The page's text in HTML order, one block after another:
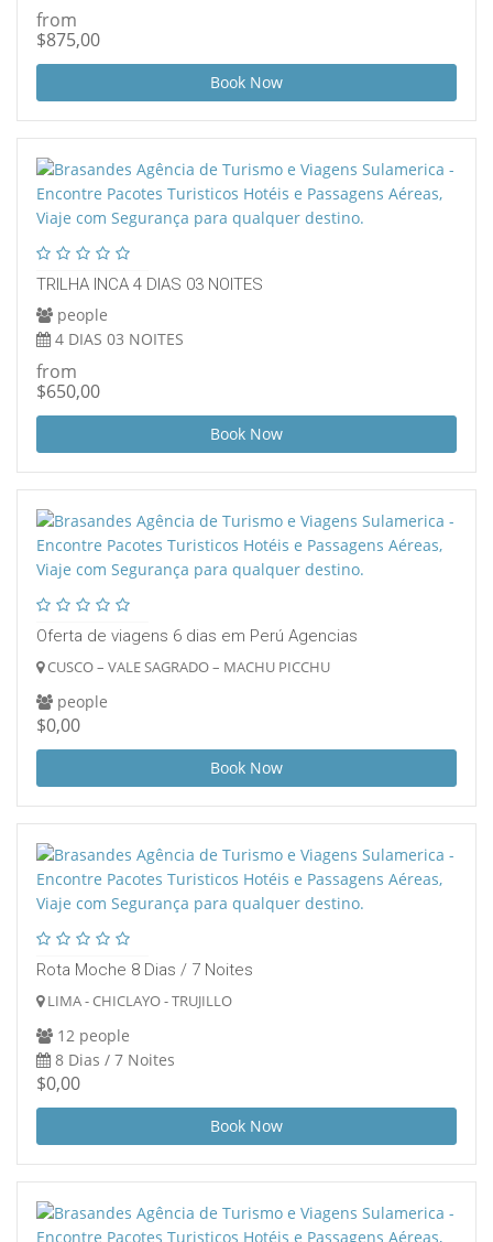
from
$875,00
Book Now
TRILHA INCA 4 DIAS 03 NOITES
people
4 DIAS 03 NOITES
from
$650,00
Book Now
Oferta de viagens 6 dias em Perú Agencias
CUSCO – VALE SAGRADO – MACHU PICCHU
people
$0,00
Book Now
Rota Moche 8 Dias / 7 Noites
LIMA - CHICLAYO - TRUJILLO
12 people
8 Dias / 7 Noites
$0,00
Book Now